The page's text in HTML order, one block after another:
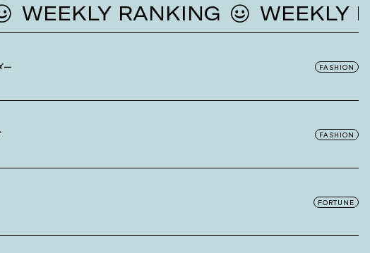
RANKING WEEKLY
ー FASHION
FASHION
FORTUNE